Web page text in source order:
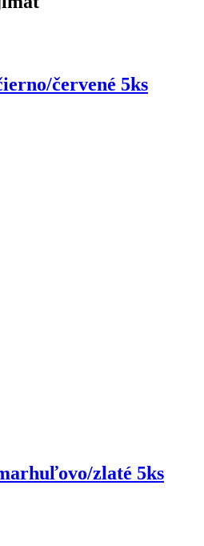
červené 5ks
zlaté 5ks